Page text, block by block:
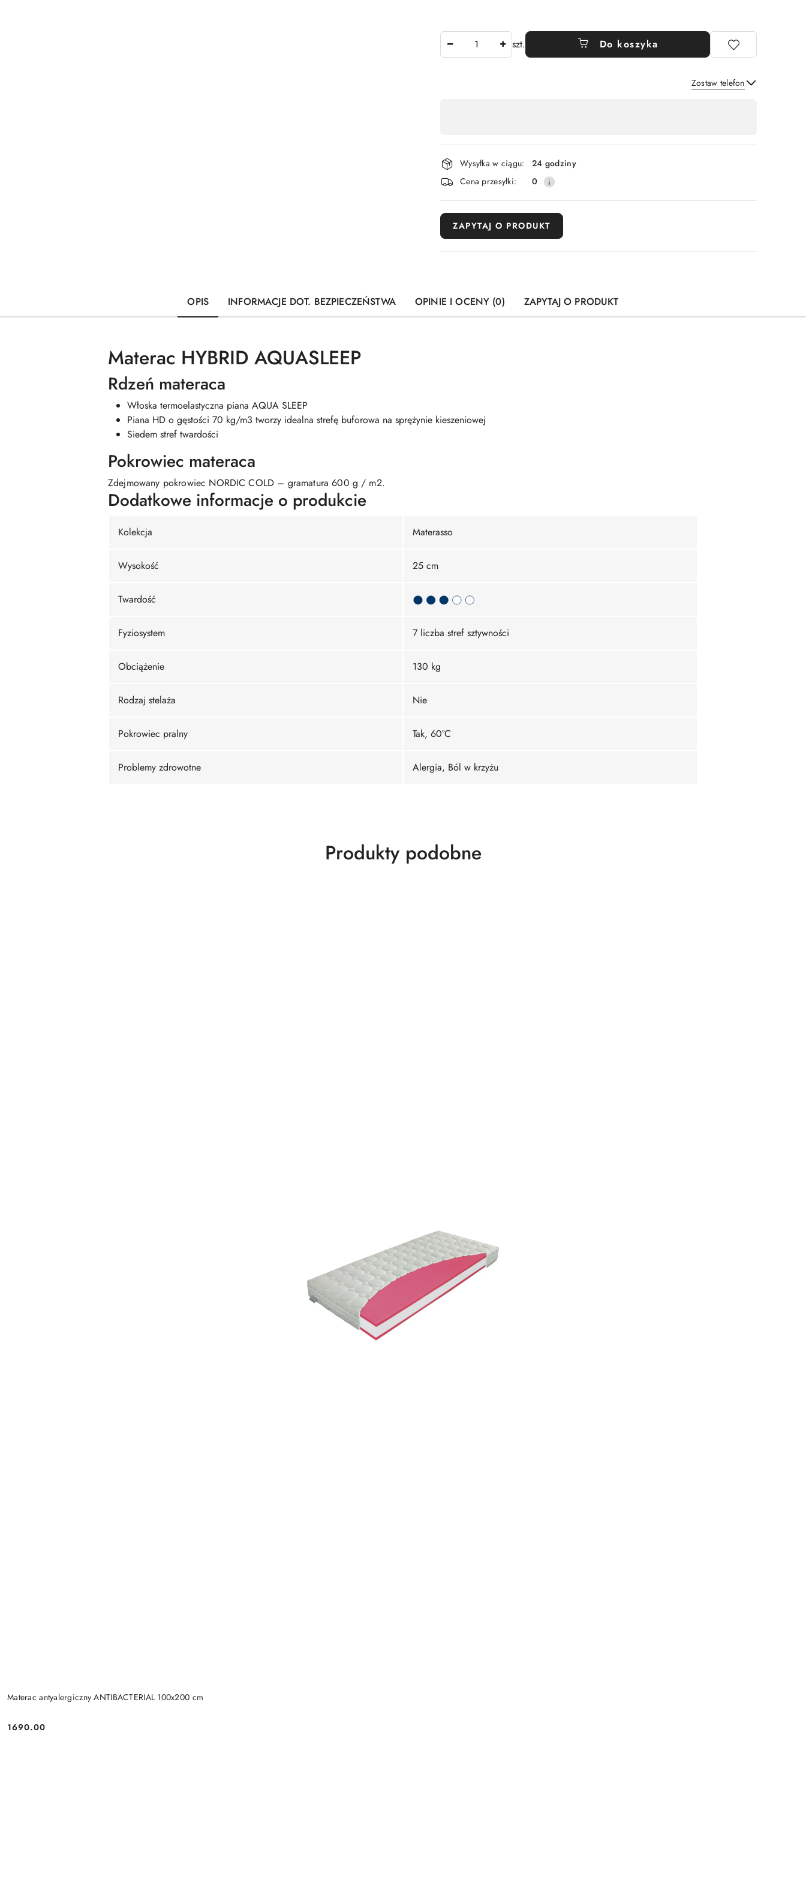
szt. Do koszyka
Zostaw telefon
płatność
i
dostawa
Wysyłka w ciągu:
24 godziny
Cena przesyłki:
0
ZAPYTAJ O PRODUKT
OPIS INFORMACJE DOT. BEZPIECZEŃSTWA OPINIE I OCENY (0) ZAPYTAJ O PRODUKT
Materac HYBRID AQUASLEEP
Rdzeń materaca
Włoska termoelastyczna piana AQUA SLEEP
Piana HD o gęstości 70 kg/m3 tworzy idealna strefę buforowa na sprężynie kieszeniowej
Siedem stref twardości
Pokrowiec materaca
Zdejmowany pokrowiec NORDIC COLD – gramatura 600 g / m2.
Dodatkowe informacje o produkcie
Kolekcja Materasso
Wysokość 25 cm
Twardość
Fyziosystem 7 liczba stref sztywności
Obciążenie 130 kg
Rodzaj stelaża Nie
Pokrowiec pralny Tak, 60°C
Problemy zdrowotne Alergia, Ból w krzyżu
Produkty
Produkty podobne
Materac antyalergiczny ANTIBACTERIAL 100x200 cm
Cena:
1690.00